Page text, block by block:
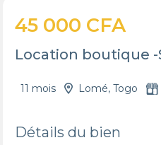
45 000 CFA
Location boutique -
11 mois Lomé, Togo
Détails du bien